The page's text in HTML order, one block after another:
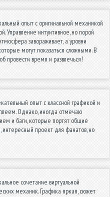
опыт с оригинальной механикой
Управление интуитивное, но порой
завораживает, а уровни
могут показаться сложными. В
провести время и развлечься!
опыт с классной графикой и
Однако, иногда отмечаю
и баги, которые портят общие
интересный проект для фанатов, но
сочетание виртуальной
механик. Графика яркая, сюжет